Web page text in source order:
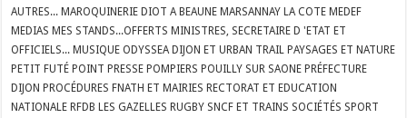
AUTRES... MAROQUINERIE DIOT A BEAUNE MARSANNAY LA COTE MEDEF
MEDIAS MES STANDS...OFFERTS MINISTRES, SECRETAIRE D 'ETAT ET
OFFICIELS... MUSIQUE ODYSSEA DIJON ET URBAN TRAIL PAYSAGES ET NATURE
PETIT FUTÉ POINT PRESSE POMPIERS POUILLY SUR SAONE PRÉFECTURE
DIJON PROCÉDURES FNATH ET MAIRIES RECTORAT ET EDUCATION
NATIONALE RFDB LES GAZELLES RUGBY SNCF ET TRAINS SOCIÉTÉS SPORT